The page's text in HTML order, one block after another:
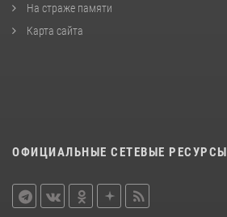
На страже памяти
Карта сайта
ОФИЦИАЛЬНЫЕ СЕТЕВЫЕ РЕСУРСЫ